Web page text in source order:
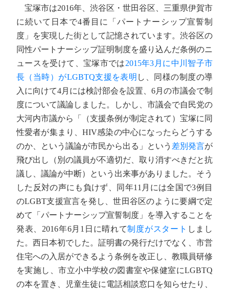
宝塚市は2016年、渋谷区・世田谷区、三重県伊賀市
に続いて日本で4番目に「パートナーシップ宣誓制
度」を実現した街として記憶されています。渋谷区の
同性パートナーシップ証明制度を盛り込んだ条例のニ
ュースを受けて、宝塚市では2015年3月に中川智子市
長（当時）がLGBTQ支援を表明 し、同様の制度の導
入に向けて4月には検討部会を設置、6月の市議会で制
度について議論しました。しかし、市議会で自民党の
大河内市議から「（支援条例が制定されて）宝塚に同
性愛者が集まり、HIV感染の中心になったらどうする
のか、という議論が市民から出る」という 差別発言が
飛び出し（別の議員が不適切だ、取り消すべきだと抗
議し、議論が中断）という出来事がありました。そう
した反対の声にも負けず、同年11月には全国で3例目
のLGBT支援宣言を発し、世田谷区のように要綱で定
めて「パートナーシップ宣誓制度」を導入することを
発表、2016年6月1日に晴れて制度がスタート しまし
た。西日本初でした。証明書の発行だけでなく、市営
住宅への入居ができるよう条例を改正し、教職員研修
を実施し、市立小中学校の図書室や保健室にLGBTQ
の本を置き、児童生徒に電話相談窓口を知らせたり、